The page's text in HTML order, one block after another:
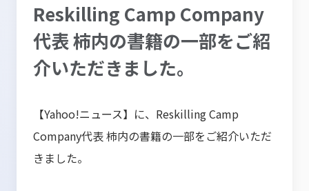
Reskilling Camp Company
代表 柿内の書籍の一部をご紹
介いただきました。
【Yahoo!ニュース】に、Reskilling Camp
Company代表 柿内の書籍の一部をご紹介いただ
きました。